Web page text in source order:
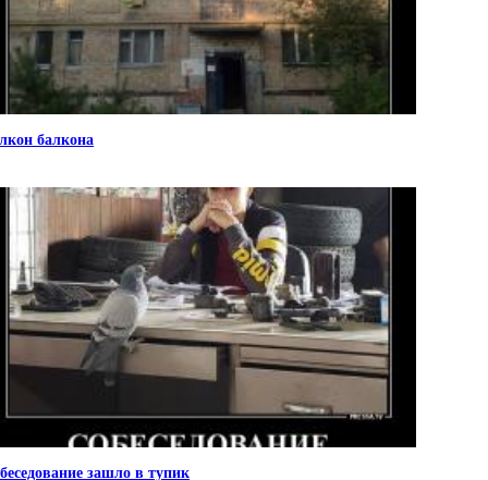
балкона
зашло в тупик